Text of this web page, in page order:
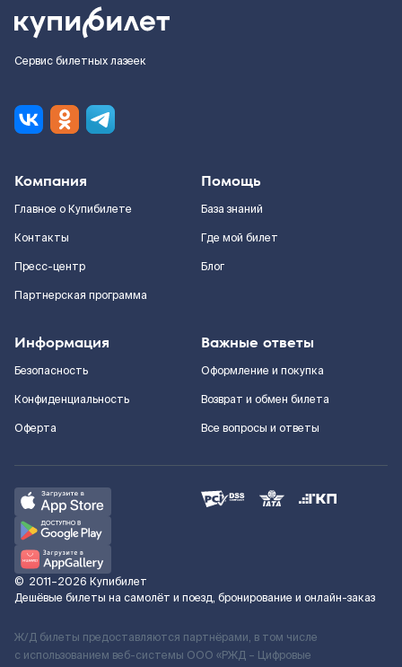
Сервис билетных лазеек
Компания
Главное о Купибилете
Контакты
Пресс-центр
Партнерская программа
Помощь
База знаний
Где мой билет
Блог
Информация
Безопасность
Конфиденциальность
Оферта
Важные ответы
Оформление и покупка
Возврат и обмен билета
Все вопросы и ответы
© 2011–2026 Купибилет
Дешёвые билеты на самолёт и поезд, бронирование и онлайн-заказ
Ж/Д билеты предоставляются партнёрами, в том числе
с использованием веб-системы ООО «РЖД – Цифровые